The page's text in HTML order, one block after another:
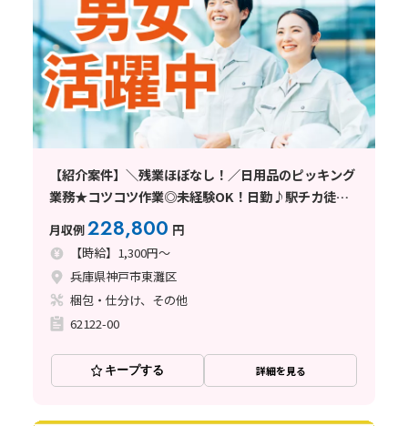
【紹介案件】＼残業ほぼなし！／日用品のピッキング
業務★コツコツ作業◎未経験OK！日勤♪駅チカ徒歩
月収例228,800 円
【時給】1,300円～
兵庫県神戸市東灘区
梱包・仕分け、その他
62122-00
キープする 詳細を見る